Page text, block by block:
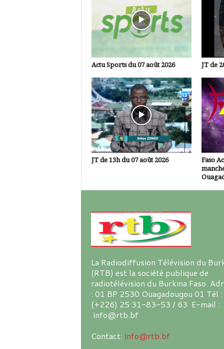
Actu Sports du 07 août 2026 JT de
JT de 13h du 07 août 2026
Faso
La Radiodiffusion Télévision du
(RTB) est la société publique de
radiotélévision du Burkina Faso.
: 01 BP 2530 Ouagadougou 01 Tél :
(+226) 25 31-83-53 / 63 E-mail :
info@rtb.bf
Contact: info@rtb.bf